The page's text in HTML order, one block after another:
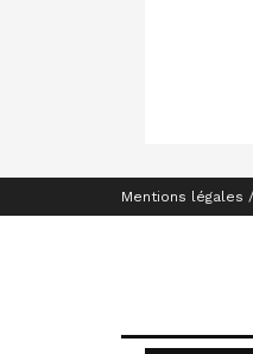
Mentions légales